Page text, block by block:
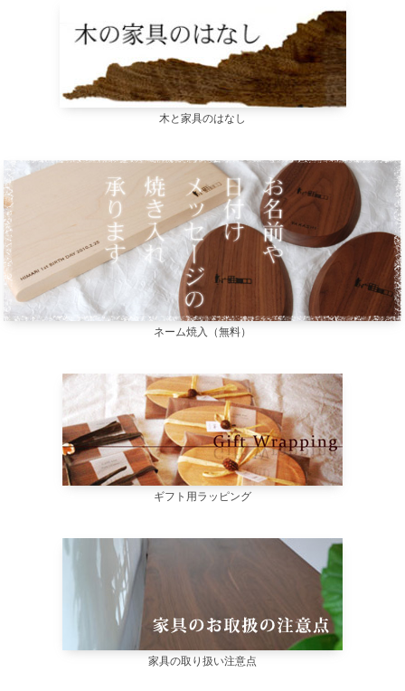
木と家具のはなし
ネーム焼入（無料）
ギフト用ラッピング
家具の取り扱い注意点